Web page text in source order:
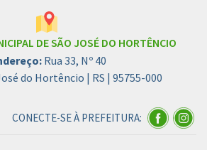
DE SÃO JOSÉ DO HORTÊNCIO
Rua 33, Nº 40
do Hortêncio | RS | 95755-000
CONECTE-SE À PREFEITURA: